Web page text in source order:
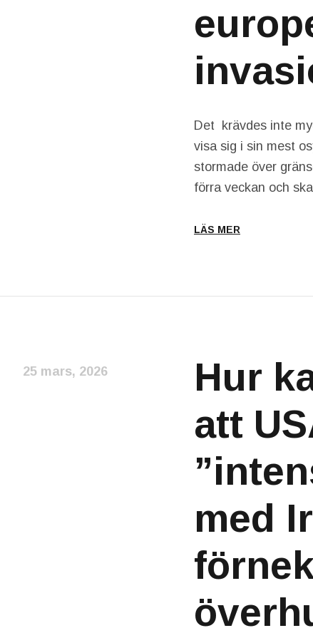
Det krävdes inte
visa sig i sin mest
stormade över
förra veckan och
LÄS MER
Hur
att
med
25 mars, 2026